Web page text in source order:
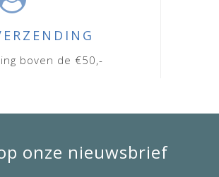
boven de €50,-
onze nieuwsbrief